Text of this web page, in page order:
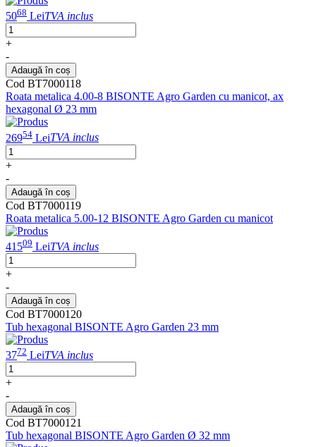
5068 LeiTVA inclus
+
-
Adaugă în coș
Cod BT7000118
Roata metalica 4.00-8 BISONTE Agro Garden cu manicot, ax
hexagonal Ø 23 mm
26954 LeiTVA inclus
+
-
Adaugă în coș
Cod BT7000119
Roata metalica 5.00-12 BISONTE Agro Garden cu manicot
41509 LeiTVA inclus
+
-
Adaugă în coș
Cod BT7000120
Tub hexagonal BISONTE Agro Garden 23 mm
3772 LeiTVA inclus
+
-
Adaugă în coș
Cod BT7000121
Tub hexagonal BISONTE Agro Garden Ø 32 mm